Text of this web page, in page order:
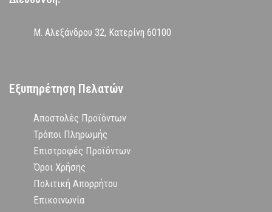
Μ. Αλεξάνδρου 32, Κατερίνη 60100
Εξυπηρέτηση Πελατών
Αποστολές Προϊόντων
Τρόποι Πληρωμής
Επιστροφές Προϊόντων
Όροι Χρήσης
Πολιτική Απορρήτου
Επικοινωνία